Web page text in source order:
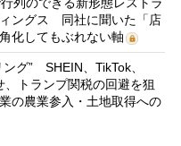
ングス 同社に聞いた「店
化してもぶれない軸
グ” SHEIN、TikTok、
トランプ関税の回避を狙
の農業参入・土地取得への